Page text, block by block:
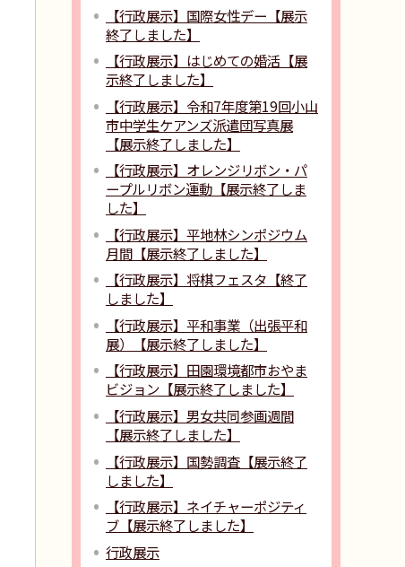
【行政展示】国際女性デー【展示
終了しました】
【行政展示】はじめての婚活【展
示終了しました】
【行政展示】令和7年度第19回小山
市中学生ケアンズ派遣団写真展
【展示終了しました】
【行政展示】オレンジリボン・パ
ープルリボン運動【展示終了しま
した】
【行政展示】平地林シンポジウム
月間【展示終了しました】
【行政展示】将棋フェスタ【終了
しました】
【行政展示】平和事業（出張平和
展）【展示終了しました】
【行政展示】田園環境都市おやま
ビジョン【展示終了しました】
【行政展示】男女共同参画週間
【展示終了しました】
【行政展示】国勢調査【展示終了
しました】
【行政展示】ネイチャーポジティ
ブ【展示終了しました】
行政展示